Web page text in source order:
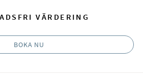
VÄRDERING
BOKA NU